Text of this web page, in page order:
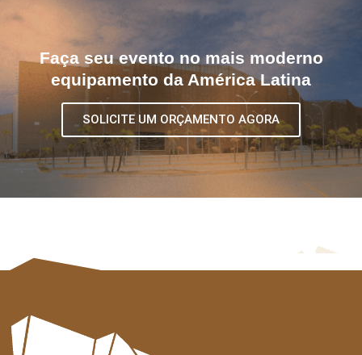
Faça seu evento no mais moderno
equipamento da América Latina
SOLICITE UM ORÇAMENTO AGORA